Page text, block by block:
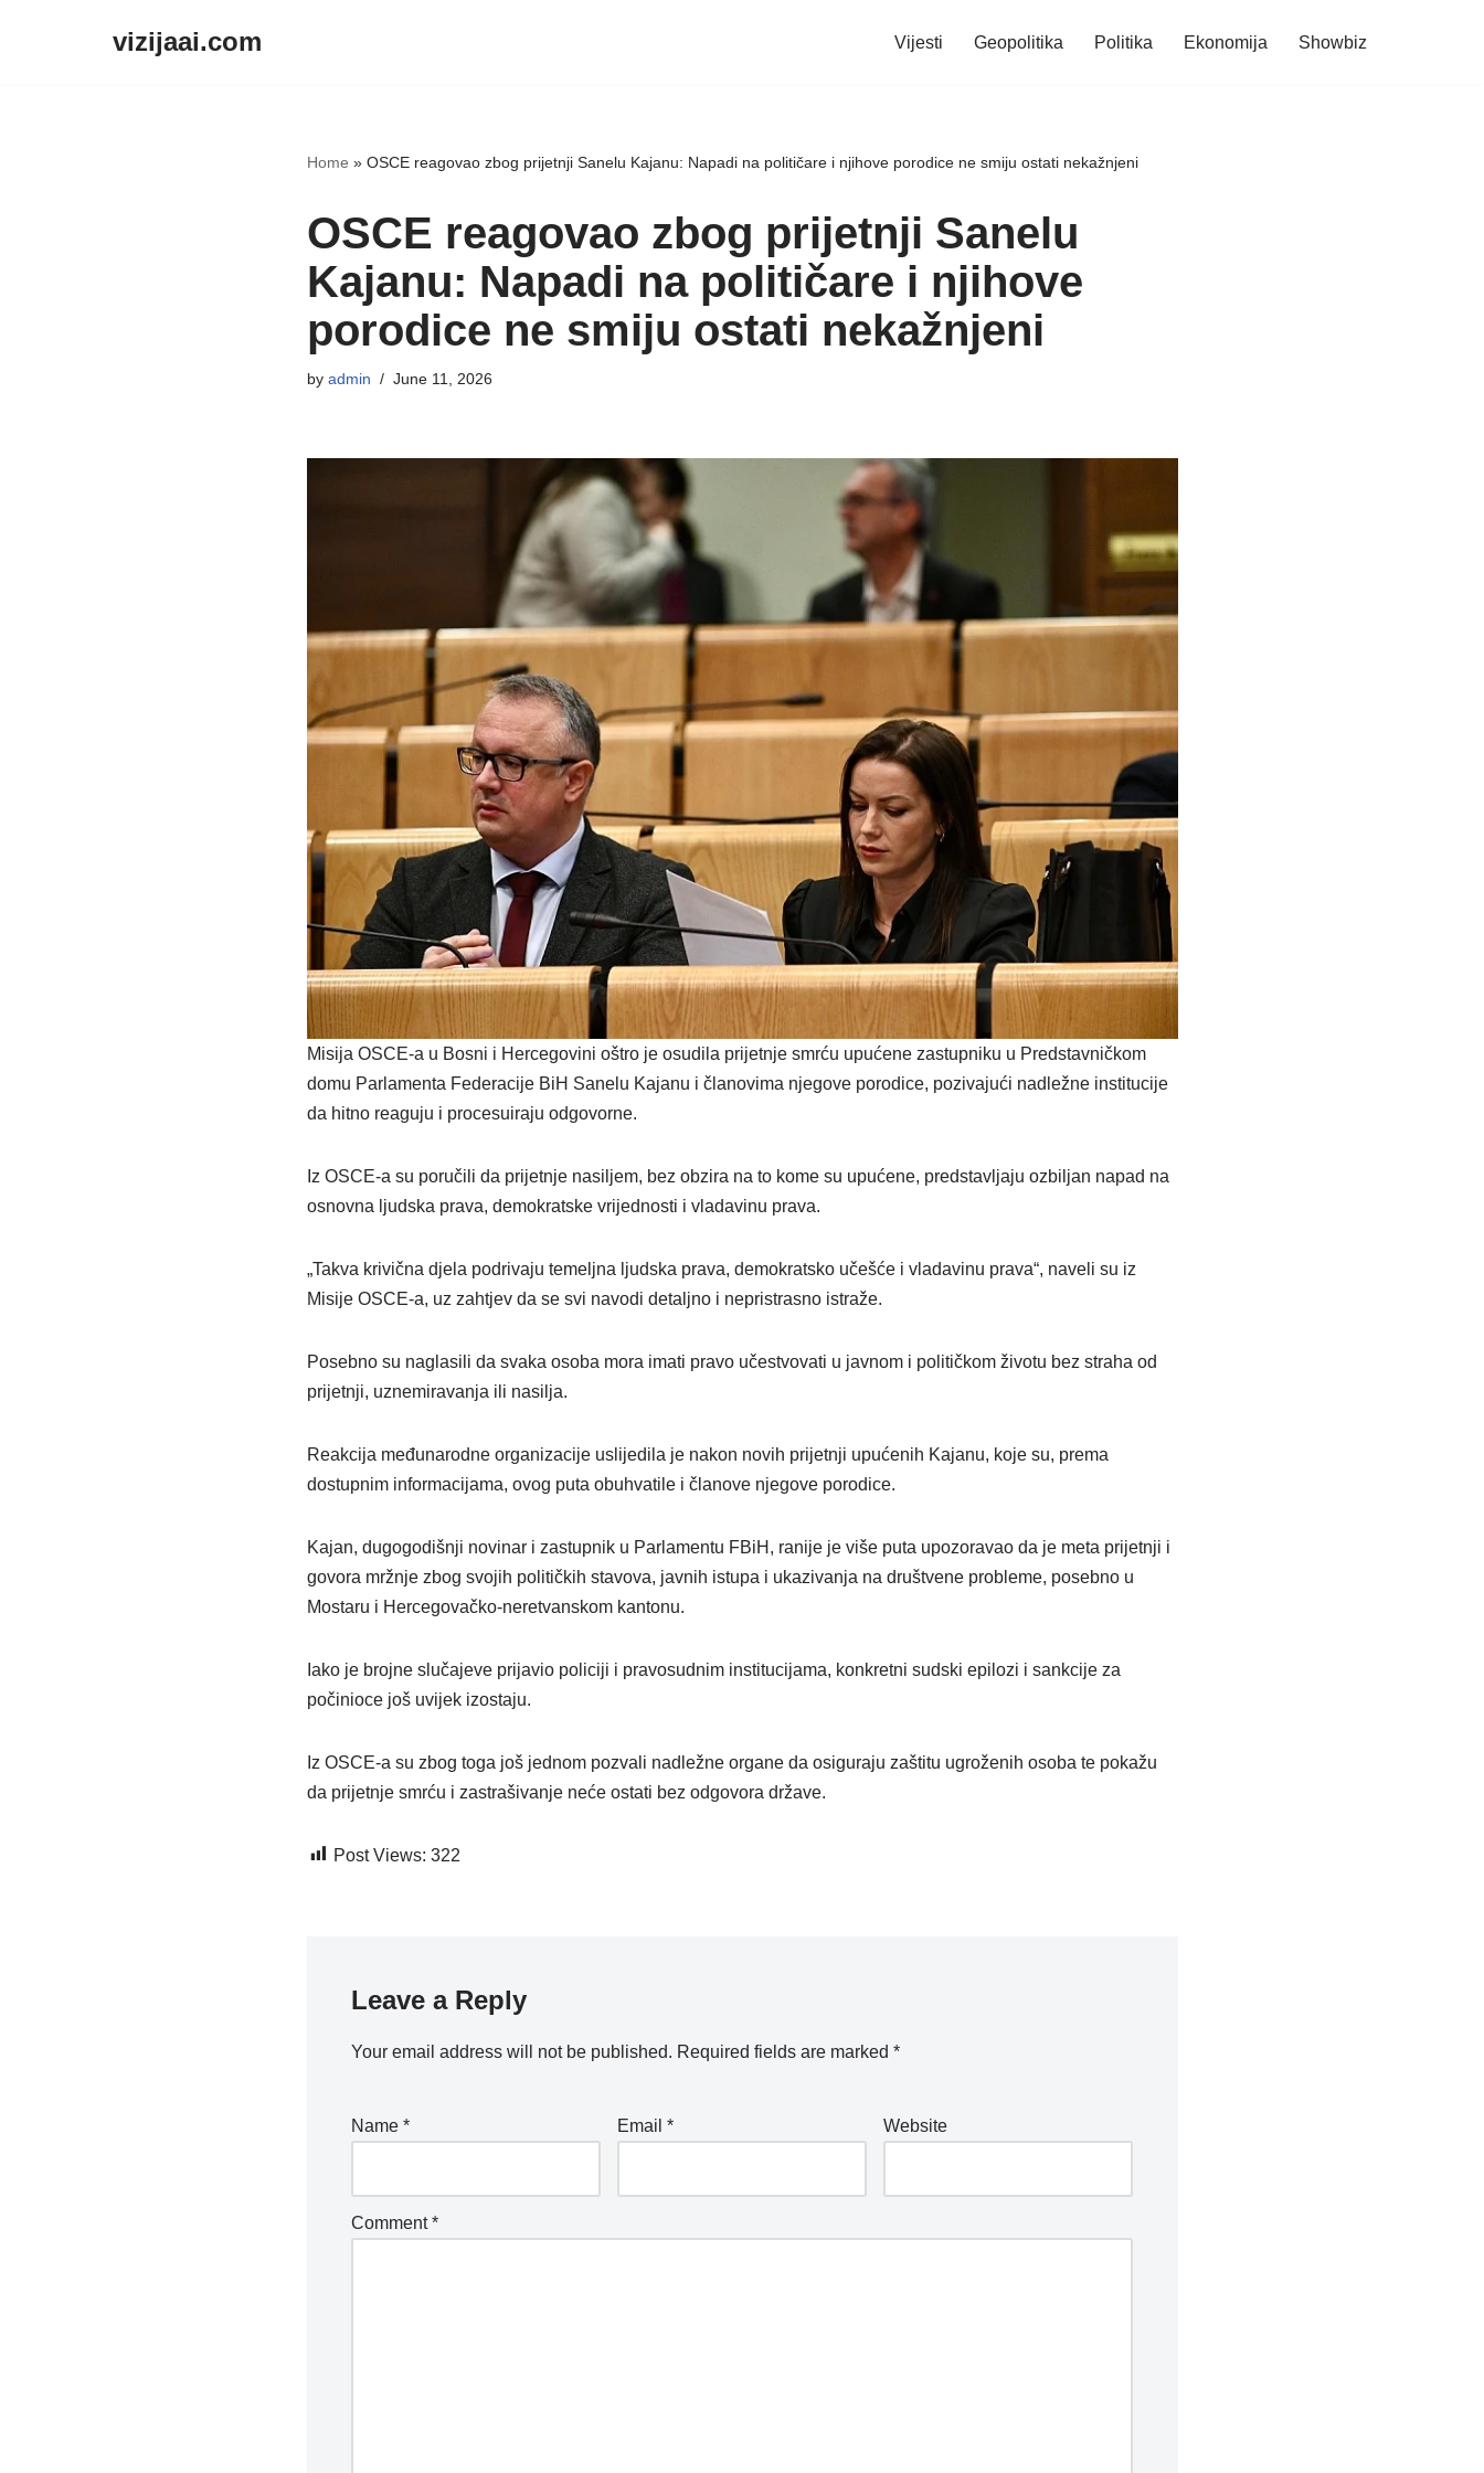
vizijaai.com Vijesti Geopolitika Politika Ekonomija Showbiz
Home » OSCE reagovao zbog prijetnji Sanelu Kajanu: Napadi na političare i njihove porodice ne smiju ostati nekažnjeni
OSCE reagovao zbog prijetnji Sanelu
Kajanu: Napadi na političare i njihove
porodice ne smiju ostati nekažnjeni
by admin June 11, 2026
Misija OSCE-a u Bosni i Hercegovini oštro je osudila prijetnje smrću upućene zastupniku u Predstavničkom
domu Parlamenta Federacije BiH Sanelu Kajanu i članovima njegove porodice, pozivajući nadležne institucije
da hitno reaguju i procesuiraju odgovorne.
Iz OSCE-a su poručili da prijetnje nasiljem, bez obzira na to kome su upućene, predstavljaju ozbiljan napad na
osnovna ljudska prava, demokratske vrijednosti i vladavinu prava.
„Takva krivična djela podrivaju temeljna ljudska prava, demokratsko učešće i vladavinu prava“, naveli su iz
Misije OSCE-a, uz zahtjev da se svi navodi detaljno i nepristrasno istraže.
Posebno su naglasili da svaka osoba mora imati pravo učestvovati u javnom i političkom životu bez straha od
prijetnji, uznemiravanja ili nasilja.
Reakcija međunarodne organizacije uslijedila je nakon novih prijetnji upućenih Kajanu, koje su, prema
dostupnim informacijama, ovog puta obuhvatile i članove njegove porodice.
Kajan, dugogodišnji novinar i zastupnik u Parlamentu FBiH, ranije je više puta upozoravao da je meta prijetnji i
govora mržnje zbog svojih političkih stavova, javnih istupa i ukazivanja na društvene probleme, posebno u
Mostaru i Hercegovačko-neretvanskom kantonu.
Iako je brojne slučajeve prijavio policiji i pravosudnim institucijama, konkretni sudski epilozi i sankcije za
počinioce još uvijek izostaju.
Iz OSCE-a su zbog toga još jednom pozvali nadležne organe da osiguraju zaštitu ugroženih osoba te pokažu
da prijetnje smrću i zastrašivanje neće ostati bez odgovora države.
Post Views: 322
Leave a Reply
Your email address will not be published. Required fields are marked *
Name * Email * Website
Comment*